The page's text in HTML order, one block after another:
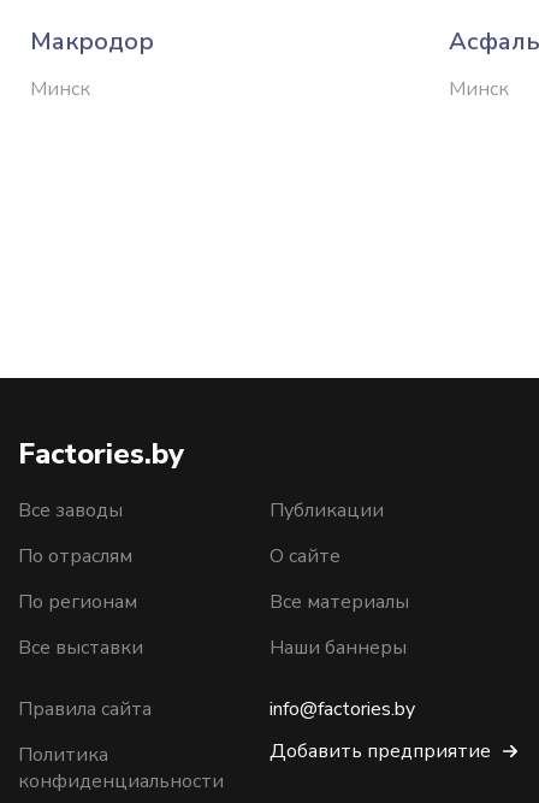
Макродор
Минск Минск
Factories.by
Все заводы
По отраслям
По регионам
Все выставки
Публикации
О сайте
Все материалы
Наши баннеры
Правила сайта
Политика
конфиденциальности
info@factories.by
Добавить предприятие